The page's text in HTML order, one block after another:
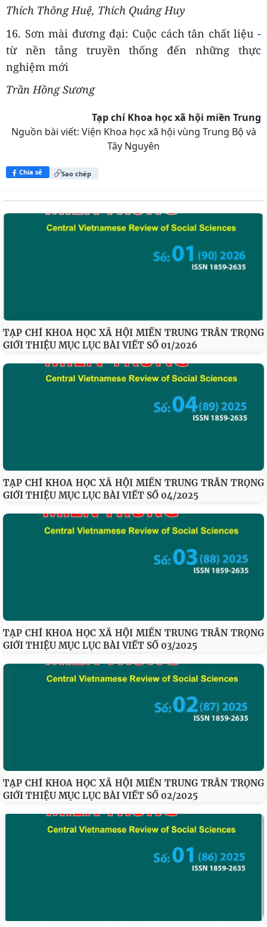
Thích Thông Huệ, Thích Quảng Huy
16. Sơn mài đương đại: Cuộc cách tân chất liệu -
từ nền tảng truyền thống đến những thực
nghiệm mới
Trần Hồng Sương
Tạp chí Khoa học xã hội miền Trung
Nguồn bài viết: Viện Khoa học xã hội vùng Trung Bộ và
Tây Nguyên
Chia sẻ Sao chép
TẠP CHÍ KHOA HỌC XÃ HỘI MIỀN TRUNG TRÂN TRỌNG
GIỚI THIỆU MỤC LỤC BÀI VIẾT SỐ 01/2026
TẠP CHÍ KHOA HỌC XÃ HỘI MIỀN TRUNG TRÂN TRỌNG
GIỚI THIỆU MỤC LỤC BÀI VIẾT SỐ 04/2025
TẠP CHÍ KHOA HỌC XÃ HỘI MIỀN TRUNG TRÂN TRỌNG
GIỚI THIỆU MỤC LỤC BÀI VIẾT SỐ 03/2025
TẠP CHÍ KHOA HỌC XÃ HỘI MIỀN TRUNG TRÂN TRỌNG
GIỚI THIỆU MỤC LỤC BÀI VIẾT SỐ 02/2025